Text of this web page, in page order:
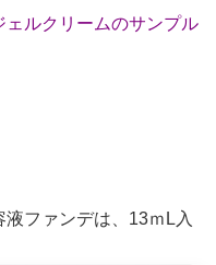
ェルクリームのサンプル
ファンデは、13ｍL入